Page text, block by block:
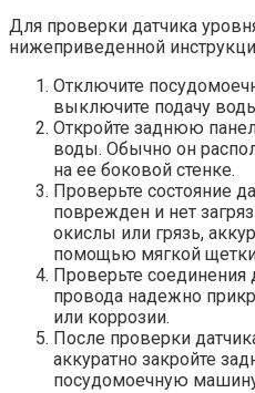
Для проверки датчика
нижеприведенной
Отключите
выключите подачу
Откройте заднюю
воды. Обычно он
на ее боковой стенке.
Проверьте состояние
поврежден и нет
окислы или грязь,
помощью мягкой
Проверьте соединения
провода надежно
или коррозии.
После проверки
аккуратно закройте
посудомоечную